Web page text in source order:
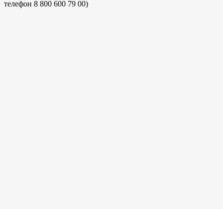
телефон 8 800 600 79 00)